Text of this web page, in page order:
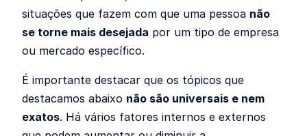
situações que fazem com que uma pessoa não
se torne mais desejada por um tipo de empresa
ou mercado específico.
É importante destacar que os tópicos que
destacamos abaixo não são universais e nem
exatos. Há vários fatores internos e externos